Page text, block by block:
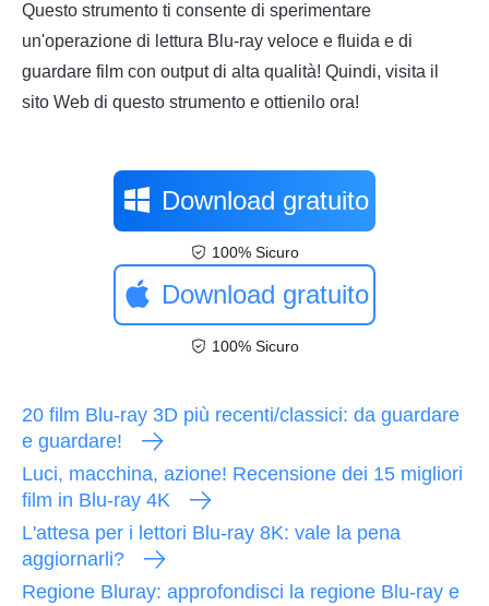
Questo strumento ti consente di sperimentare
un'operazione di lettura Blu-ray veloce e fluida e di
guardare film con output di alta qualità! Quindi, visita il
sito Web di questo strumento e ottienilo ora!
Download gratuito
100% Sicuro
Download gratuito
100% Sicuro
20 film Blu-ray 3D più recenti/classici: da guardare
e guardare!
Luci, macchina, azione! Recensione dei 15 migliori
film in Blu-ray 4K
L'attesa per i lettori Blu-ray 8K: vale la pena
aggiornarli?
Regione Bluray: approfondisci la regione Blu-ray e